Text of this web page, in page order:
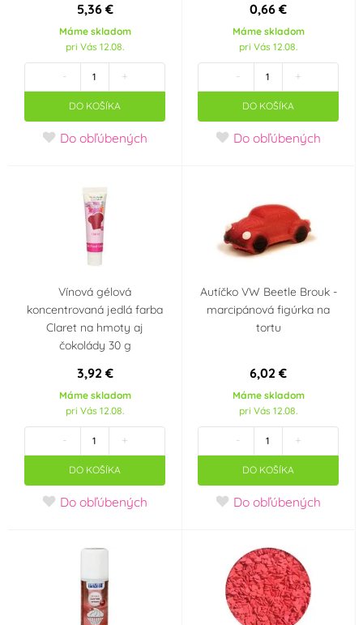
Dekora (0) deZaan (0)
Diamant Dobla
Fabbri 1905 (0) Fagoš (0)
Fractal (0) Frischmann (16)
FunCakes Günthart (0)
Hamé (0) Happy Sprinkles (0)
Helcom (0)
ICAM S.p.A. (0) Irca (0)
K-Decor
Lotus (0)
Master Martini Modecor (0)
5,36 €
Máme skladom
pri Vás 12.08.
- +
DO KOŠÍKA
Do obľúbených
0,66 €
Máme skladom
pri Vás 12.08.
- +
DO KOŠÍKA
Do obľúbených
Vínová gélová
koncentrovaná jedlá farba
Claret na hmoty aj
čokolády 30 g
3,92 €
Máme skladom
pri Vás 12.08.
- +
DO KOŠÍKA
Do obľúbených
Autíčko VW Beetle Brouk -
marcipánová figúrka na
tortu
6,02 €
Máme skladom
pri Vás 12.08.
- +
DO KOŠÍKA
Do obľúbených